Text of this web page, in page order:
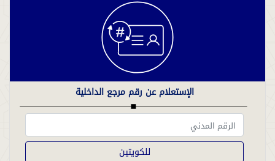
الإستعلام عن رقم مرجع الداخلية
للكويتين